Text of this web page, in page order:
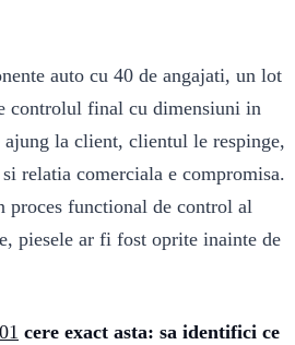
auto cu 40 de angajati, un lot
controlul final cu dimensiuni in
ajung la client, clientul le respinge,
relatia comerciala e compromisa.
proces functional de control al
piesele ar fi fost oprite inainte de
cere exact asta: sa identifici ce